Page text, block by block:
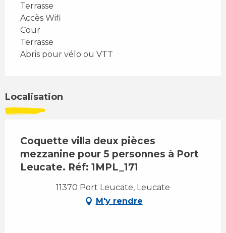
Terrasse
Accès Wifi
Cour
Terrasse
Abris pour vélo ou VTT
Localisation
Coquette villa deux pièces
mezzanine pour 5 personnes à Port
Leucate. Réf: 1MPL_171
11370 Port Leucate, Leucate
M'y rendre